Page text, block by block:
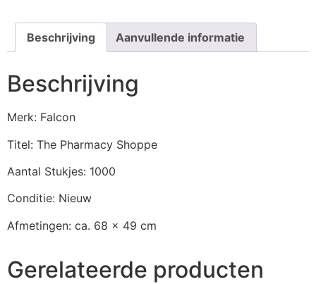
Beschrijving Aanvullende informatie
Beschrijving
Merk: Falcon
Titel: The Pharmacy Shoppe
Aantal Stukjes: 1000
Conditie: Nieuw
Afmetingen: ca. 68 x 49 cm
Gerelateerde producten